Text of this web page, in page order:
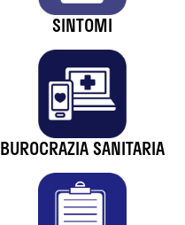
SINTOMI
BUROCRAZIA SANITARIA